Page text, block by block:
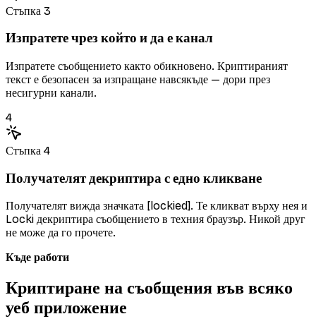
Стъпка 3
Изпратете чрез който и да е канал
Изпратете съобщението както обикновено. Криптираният
текст е безопасен за изпращане навсякъде — дори през
несигурни канали.
4
Стъпка 4
Получателят декриптира с едно кликване
Получателят вижда значката [lockied]. Те кликват върху нея и
Locki декриптира съобщението в техния браузър. Никой друг
не може да го прочете.
Къде работи
Криптиране на съобщения във всяко
уеб приложение